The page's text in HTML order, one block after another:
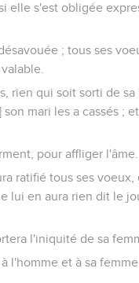
elle s'est obligée
; tous ses
rien qui soit sorti de
mari les a cassés ;
pour affliger l'âme.
ratifié tous ses voeux,
lui en aura rien dit le
l'iniquité de sa
l'homme et à sa